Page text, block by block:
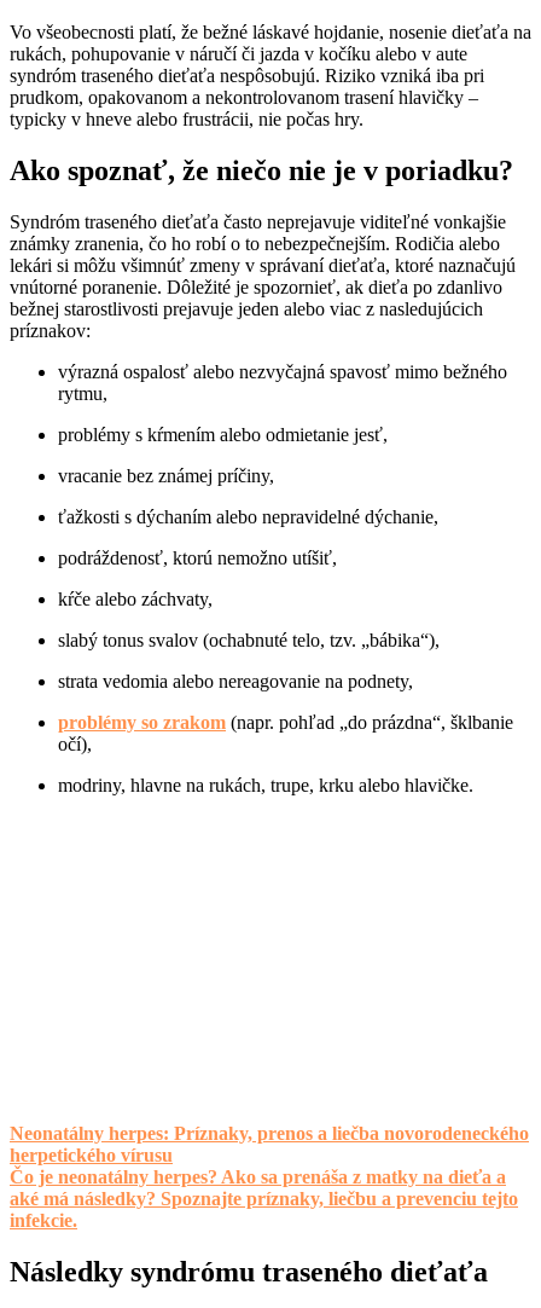
Vo všeobecnosti platí, že bežné láskavé hojdanie, nosenie dieťaťa na
rukách, pohupovanie v náručí či jazda v kočíku alebo v aute
syndróm traseného dieťaťa nespôsobujú. Riziko vzniká iba pri
prudkom, opakovanom a nekontrolovanom trasení hlavičky –
typicky v hneve alebo frustrácii, nie počas hry.
Ako spoznať, že niečo nie je v poriadku?
Syndróm traseného dieťaťa často neprejavuje viditeľné vonkajšie
známky zranenia, čo ho robí o to nebezpečnejším. Rodičia alebo
lekári si môžu všimnúť zmeny v správaní dieťaťa, ktoré naznačujú
vnútorné poranenie. Dôležité je spozornieť, ak dieťa po zdanlivo
bežnej starostlivosti prejavuje jeden alebo viac z nasledujúcich
príznakov:
výrazná ospalosť alebo nezvyčajná spavosť mimo bežného
rytmu,
problémy s kŕmením alebo odmietanie jesť,
vracanie bez známej príčiny,
ťažkosti s dýchaním alebo nepravidelné dýchanie,
podráždenosť, ktorú nemožno utíšiť,
kŕče alebo záchvaty,
slabý tonus svalov (ochabnuté telo, tzv. „bábika“),
strata vedomia alebo nereagovanie na podnety,
problémy so zrakom (napr. pohľad „do prázdna“, šklbanie
očí),
modriny, hlavne na rukách, trupe, krku alebo hlavičke.
Neonatálny herpes: Príznaky, prenos a liečba novorodeneckého
herpetického vírusu
Čo je neonatálny herpes? Ako sa prenáša z matky na dieťa a
aké má následky? Spoznajte príznaky, liečbu a prevenciu tejto
infekcie.
Následky syndrómu traseného dieťaťa